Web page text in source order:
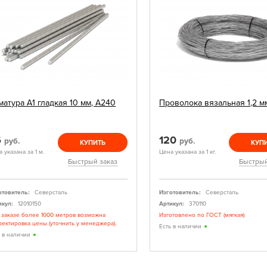
А1 гладкая 10 мм, А240
руб.
указана за 1 м.
КУПИТЬ
Быстрый заказ
Северсталь
12010150
более 1000 метров возможна
цены (уточнить у менеджера).
в наличии
Проволока вязальная 1,2
120 руб.
Цена указана за 1 кг.
Изготовитель:
Северсталь
Артикул:
370110
Изготовлено по ГОСТ (мягкая)
Есть в наличии